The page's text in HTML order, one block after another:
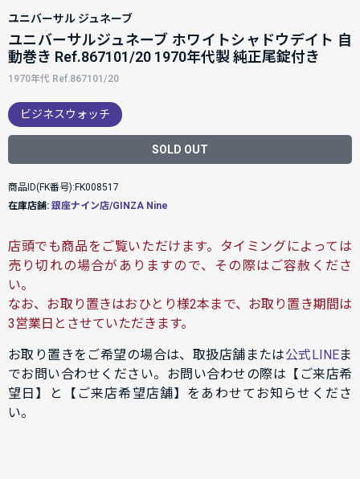
ユニバーサル ジュネーブ
ユニバーサルジュネーブ ホワイトシャドウデイト 自
動巻き Ref.867101/20 1970年代製 純正尾錠付き
1970年代 Ref.867101/20
ビジネスウォッチ
SOLD OUT
商品ID(FK番号):FK008517
在庫店舗: 銀座ナイン店/GINZA Nine
店頭でも商品をご覧いただけます。タイミングによっては
売り切れの場合がありますので、その際はご容赦くださ
い。
なお、お取り置きはおひとり様2本まで、お取り置き期間は
3営業日とさせていただきます。
お取り置きをご希望の場合は、取扱店舗または公式LINEま
でお問い合わせください。お問い合わせの際は【ご来店希
望日】と【ご来店希望店舗】をあわせてお知らせくださ
い。